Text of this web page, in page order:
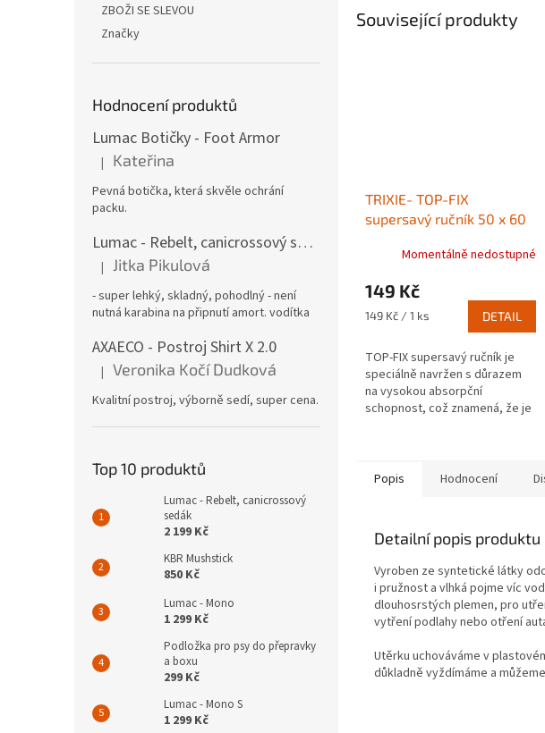
ZBOŽI SE SLEVOU
Značky
Hodnocení produktů
Lumac Botičky - Foot Armor
Hodnocení produktu je 5 z 5 hvězdiček.
| Kateřina
Pevná botička, která skvěle ochrání
packu.
Lumac - Rebelt, canicrossový sedák
Hodnocení produktu je 5 z 5 hvězdiček.
| Jitka Pikulová
- super lehký, skladný, pohodlný - není
nutná karabina na připnutí amort. vodítka
AXAECO - Postroj Shirt X 2.0
Hodnocení produktu je 5 z 5 hvězdiček.
| Veronika Kočí Dudková
Kvalitní postroj, výborně sedí, super cena.
Top 10 produktů
Lumac - Rebelt, canicrossový
sedák
2 199 Kč
KBR Mushstick
850 Kč
Lumac - Mono
1 299 Kč
Podložka pro psy do přepravky
a boxu
299 Kč
Lumac - Mono S
1 299 Kč
Související produkty
TRIXIE- TOP-FIX
supersavý ručník 50 x 60
Momentálně nedostupné
149 Kč
Měrná
149 Kč / 1 ks DETAIL
TOP-FIX supersavý ručník je
speciálně navržen s důrazem
na vysokou absorpční
schopnost, což znamená, že je
Popis Hodnocení
Detailní popis produktu
Vyroben ze syntetické látky
i pružnost a vlhká pojme víc
dlouhosrstých plemen, pro
vytření podlahy nebo otření
Utěrku uchováváme v
důkladně vyždímáme a